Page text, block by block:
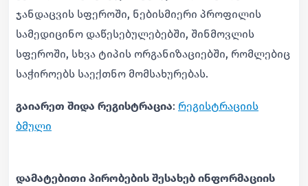
ჯანდაცვის სფეროში, ნებისმიერი პროფილის
სამედიცინო დაწესებულებებში, შინმოვლის
სფეროში, სხვა ტიპის ორგანიზაციებში, რომლებიც
საჭიროებს საექთნო მომსახურებას.
გაიარეთ შიდა რეგისტრაცია: რეგისტრაციის
ბმული
დამატებითი პირობების შესახებ ინფორმაციის